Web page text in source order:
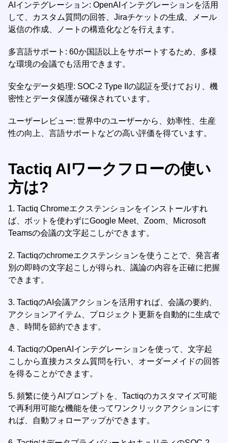
AIインテグレーション: OpenAIインテグレーションを活用
して、カスタム質問の回答、Jiraチケットの生成、メール
返信の作成、ノートの構造化などを行えます。
多言語サポート: 60か国語以上をサポートするため、多様
な環境の会議でも活用できます。
安全なデータ処理: SOC-2 Type IIの認証を受けており、機
密性とデータ保護が確保されています。
ユーザーレビュー: 世界中のユーザーから、効率性、生産
性の向上、言語サポートなどの高い評価を得ています。
Tactiq AIワークフローの使い
方は?
1. Tactiq Chromeエクステンションをインストールすれ
ば、ボットを使わずにGoogle Meet、Zoom、Microsoft
Teamsの会議の文字起こしができます。
2. Tactiqのchromeエクステンションを使うことで、発言者
別の即時の文字起こしが得られ、議論の内容を正確に把握
できます。
3. TactiqのAI会議アクションを活用すれば、会議の要約、
アクションアイテム、プロジェクト更新を自動的に生成で
き、時間を節約できます。
4. TactiqのOpenAIインテグレーションを使って、文字起
こしから直接カスタム質問を行い、オーダーメイドの回答
を得ることができます。
5. 頻繁に使うAIプロンプトを、Tactiqのカスタマイズ可能
で再利用可能な機能を使ってワンクリックアクションにす
れば、自動フォローアップができます。